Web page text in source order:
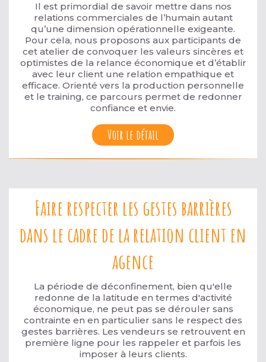
Il est primordial de savoir mettre dans nos
relations commerciales de l’humain autant
qu’une dimension opérationnelle exigeante.
Pour cela, nous proposons aux participants de
cet atelier de convoquer les valeurs sincères et
optimistes de la relance économique et d’établir
avec leur client une relation empathique et
efficace. Orienté vers la production personnelle
et le training, ce parcours permet de redonner
confiance et envie.
Voir le détail
Faire respecter les gestes barrières
dans le cadre de la relation client en
agence
La période de déconfinement, bien qu'elle
redonne de la latitude en termes d'activité
économique, ne peut pas se dérouler sans
contrainte en en particulier sans le respect des
gestes barrières. Les vendeurs se retrouvent en
première ligne pour les rappeler et parfois les
imposer à leurs clients.